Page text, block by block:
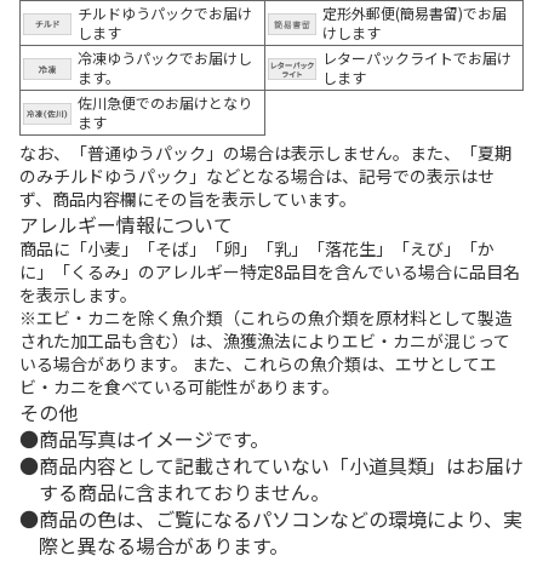
チルドゆうパックでお届け
します
定形外郵便(簡易書留)でお届
けします
冷凍ゆうパックでお届けし
ます。
レターパックライトでお届け
します
佐川急便でのお届けとなり
ます
なお、「普通ゆうパック」の場合は表示しません。また、「夏期
のみチルドゆうパック」などとなる場合は、記号での表示はせ
ず、商品内容欄にその旨を表示しています。
アレルギー情報について
商品に「小麦」「そば」「卵」「乳」「落花生」「えび」「か
に」「くるみ」のアレルギー特定8品目を含んでいる場合に品目名
を表示します。
※エビ・カニを除く魚介類（これらの魚介類を原材料として製造
された加工品も含む）は、漁獲漁法によりエビ・カニが混じって
いる場合があります。 また、これらの魚介類は、エサとしてエ
ビ・カニを食べている可能性があります。
その他
商品写真はイメージです。
商品内容として記載されていない「小道具類」はお届け
する商品に含まれておりません。
商品の色は、ご覧になるパソコンなどの環境により、実
際と異なる場合があります。